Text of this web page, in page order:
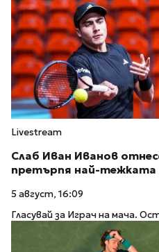
Livestream
Слаб Иван Иванов
претърпя най-тежката
5 август, 16:09
Гласувай за Играч на мача.